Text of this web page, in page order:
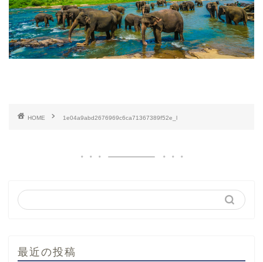
HOME 1e04a9abd2676969c6ca71367389f52e_l
最近の投稿